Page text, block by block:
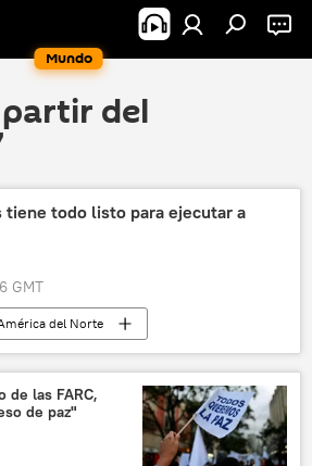
Mundo
del
tiene todo listo para ejecutar a
GMT
del Norte
pena de muerte
de las FARC,
de paz"